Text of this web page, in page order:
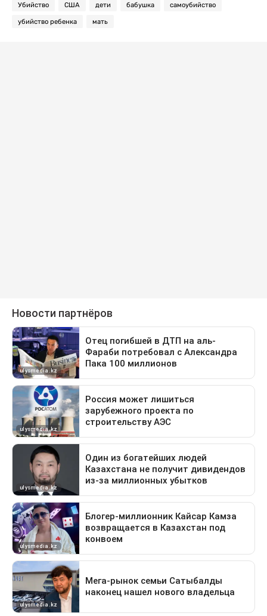
Убийство США дети бабушка самоубийство
убийство ребенка мать